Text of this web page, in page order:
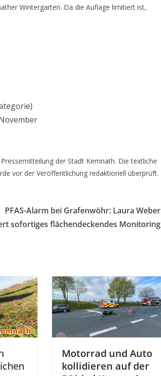
Wintergarten. Da die Auflage limitiert ist,
der Stadt Kemnath. Die textliche
vor der Veröffentlichung redaktionell überprüft.
PFAS-Alarm bei Grafenwöhr: Laura Weber
sofortiges flächendeckendes Monitoring
Motorrad und Auto
kollidieren auf der